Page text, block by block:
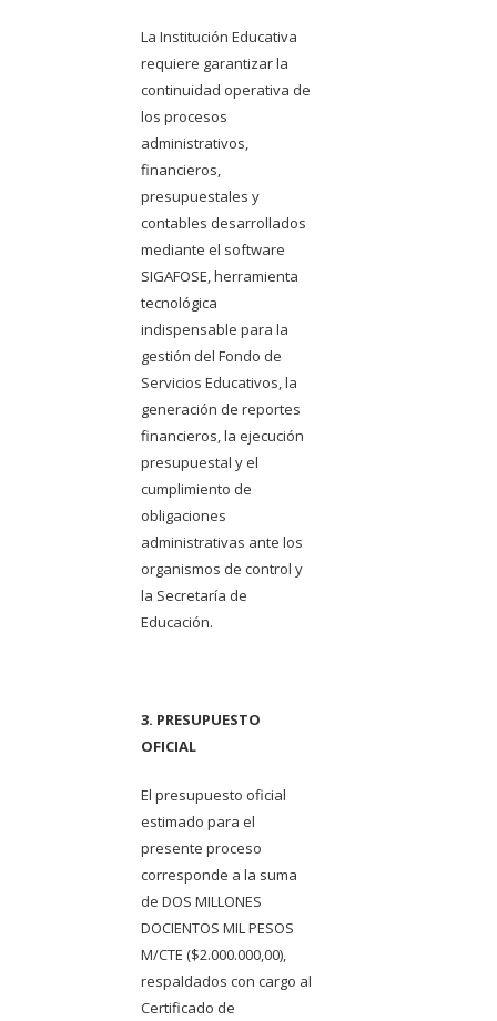
La Institución Educativa
requiere garantizar la
continuidad operativa de
los procesos
administrativos,
financieros,
presupuestales y
contables desarrollados
mediante el software
SIGAFOSE, herramienta
tecnológica
indispensable para la
gestión del Fondo de
Servicios Educativos, la
generación de reportes
financieros, la ejecución
presupuestal y el
cumplimiento de
obligaciones
administrativas ante los
organismos de control y
la Secretaría de
Educación.
3. PRESUPUESTO
OFICIAL
El presupuesto oficial
estimado para el
presente proceso
corresponde a la suma
de DOS MILLONES
DOCIENTOS MIL PESOS
M/CTE ($2.000.000,00),
respaldados con cargo al
Certificado de